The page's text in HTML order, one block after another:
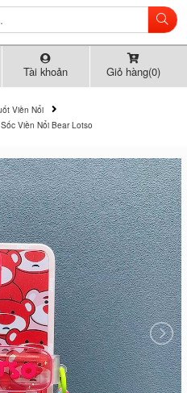
Tài khoản Giỏ hàng(0)
Viền Nổi
Viền Nổi Bear Lotso